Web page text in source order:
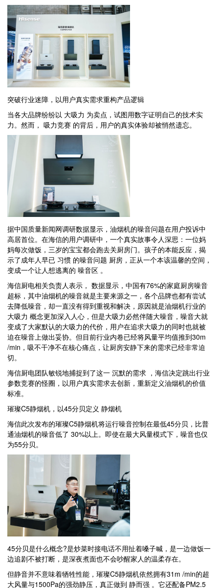
突破行业迷障，以用户真实需求重构产品逻辑
当各大品牌纷纷以 大吸力 为卖点，试图用数字证明自己的技术实
力。然而， 吸力竞赛 的背后，用户的真实体验却被悄然遗忘。
据中国质量新闻网调研数据显示，油烟机的噪音问题在用户投诉中
高居首位。在海信的用户调研中，一个真实故事令人深思：一位妈
妈每次做饭，三岁的宝宝都会跑去关厨房门。孩子的本能反应，揭
示了成年人早已 习惯 的噪音问题 厨房，正从一个本该温馨的空间，
变成一个让人想逃离的 噪音区 。
海信厨电相关负责人表示， 数据显示，中国有76%的家庭厨房噪音
超标，其中油烟机的噪音就是主要来源之一，各个品牌也都有尝试
去降低噪音，却一直没有得到重视和解决，原因就是油烟机行业的
大吸力 概念更加深入人心，但是大吸力必然伴随大噪音，噪音大就
变成了大家默认的大吸力的代价，用户在追求大吸力的同时也就被
迫在噪音上做出妥协。但目前行业内卷已经将风量平均值推到30m
/min，吸不干净不在核心痛点，让厨房安静下来的需求已经非常迫
切。
海信厨电团队敏锐地捕捉到了这一 沉默的需求 ，海信决定跳出行业
参数竞赛的怪圈，以用户真实需求去创新，重新定义油烟机的价值
标准。
璀璨C5静烟机，以45分贝定义 静烟机
海信此次发布的璀璨C5静烟机将运行噪音控制在最低45分贝，比普
通油烟机的噪音低了 30%以上。即使在最大风量模式下，噪音也仅
为55分贝。
45分贝是什么概念?是炒菜时接电话不用扯着嗓子喊，是一边做饭一
边追剧不被打断，是深夜煮面也不会吵醒家人的温柔存在。
但静音并不意味着牺牲性能，璀璨C5静烟机依然拥有31m /min的超
大风量与1500Pa的强劲静压，真正做到 静而强 。它还配备PM2.5